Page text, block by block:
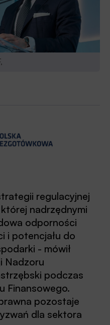
regulacyjnej
nadrzędnymi
odporności
i potencjału do
- mówił
Nadzoru
podczas
Finansowego.
pozostaje
dla sektora